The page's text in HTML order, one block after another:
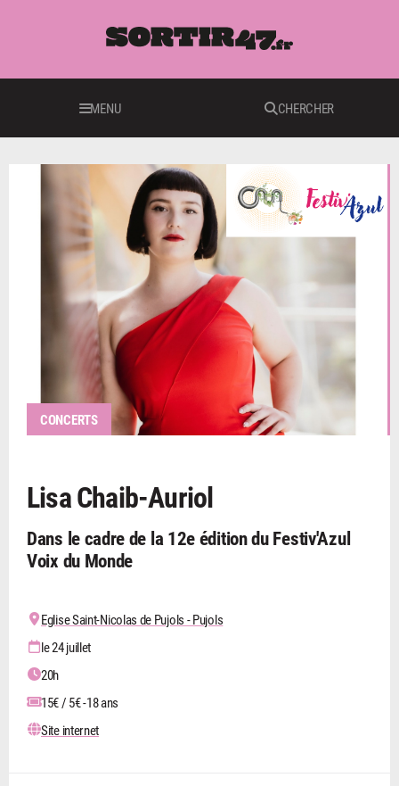
MENU CHERCHER
CONCERTS
Lisa Chaib-Auriol
Dans le cadre de la 12e édition du Festiv'Azul
Voix du Monde
Eglise Saint-Nicolas de Pujols - Pujols
le 24 juillet
20h
15€ / 5€ -18 ans
Site internet